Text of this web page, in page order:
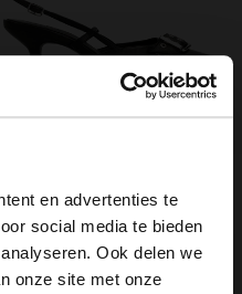
en advertenties te
social media te bieden
Ook delen we
onze site met onze
heel
99.99
69.99
×
in English?